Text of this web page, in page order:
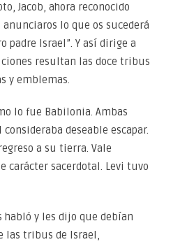
Jacob, ahora reconocido
lo que os sucederá
padre Israel”. Y así dirige a
resultan las doce tribus
y emblemas.
lo fue Babilonia. Ambas
deseable escapar.
a su tierra. Vale
carácter sacerdotal. Levi tuvo
habló y les dijo que debían
las tribus de Israel,